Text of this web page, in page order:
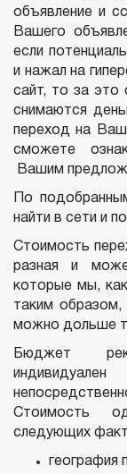
объявление и
Вашего
если
и нажал на
сайт, то за это
снимаются
переход на
сможете
Вашим
По
найти в сети и
Стоимость
разная и
которые мы,
таким
можно дольше
Бюджет
Стоимость
следующих
география